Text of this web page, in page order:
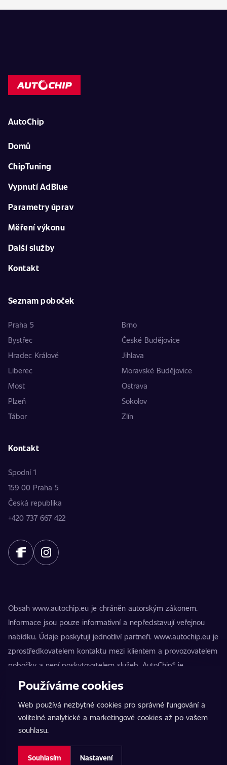
AutoChip
Domů
ChipTuning
Vypnutí AdBlue
Parametry úprav
Měření výkonu
Další služby
Kontakt
Seznam poboček
Praha 5
Brno
Bystřec
České Budějovice
Hradec Králové
Jihlava
Liberec
Moravské Budějovice
Most
Ostrava
Plzeň
Sokolov
Tábor
Zlín
Kontakt
Spodní 1
159 00 Praha 5
Česká republika
+420 737 667 422
Obsah www.autochip.eu je chráněn autorským zákonem.
Informace jsou pouze informativní a nepředstavují veřejnou
nabídku. Údaje poskytují jednotliví partneři. www.autochip.eu je
zprostředkovatelem kontaktu mezi klientem a provozovatelem
pobočky a není poskytovatelem služeb. AutoChip® je
registrovaná ochranná známka Petra Kučery. Úpravy, které
nezpůsobilosti vozidla k provozu na pozemních komunikacích.
Přesné informace poskytuje vždy konkrétní provozovatel
pobočky.
Nastavení cookies
Používáme cookies
Web používá nezbytné cookies pro správné fungování a
volitelné analytické a marketingové cookies až po vašem
souhlasu.
Souhlasím Nastavení